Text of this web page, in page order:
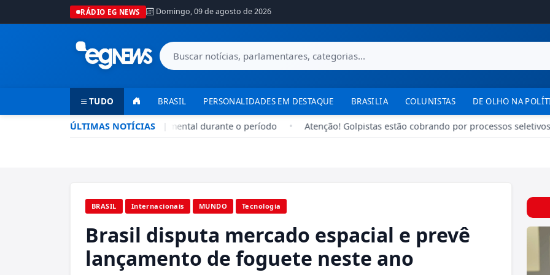
RÁDIO EG NEWS Domingo, 09 de agosto de 2026
TUDO BRASIL PERSONALIDADES EM DESTAQUE BRASILIA COLUNISTAS DE OLHO NA
ÚLTIMAS NOTÍCIAS |
Seca no DF: hidratação é fundamental durante o período Atenção! Golpistas estão cobrando por processos seletivos
BRASIL Internacionais MUNDO Tecnologia
Brasil disputa mercado espacial e prevê
lançamento de foguete neste ano